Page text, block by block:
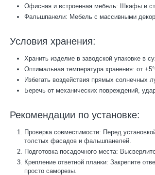
Офисная и встроенная мебель: Шкафы и
Фальшпанели: Мебель с массивными
Условия хранения:
Хранить изделие в заводской упаковке в
Оптимальная температура хранения: от
Избегать воздействия прямых солнечных
Беречь от механических повреждений,
Рекомендации по установке:
Проверка совместимости: Перед
толстых фасадов и фальшпанелей.
Подготовка посадочного места:
Крепление ответной планки: Закрепите
просто саморезы.